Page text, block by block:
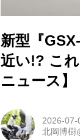
新型『
近い!? こ
ニュース】
2026-07-
北岡博樹